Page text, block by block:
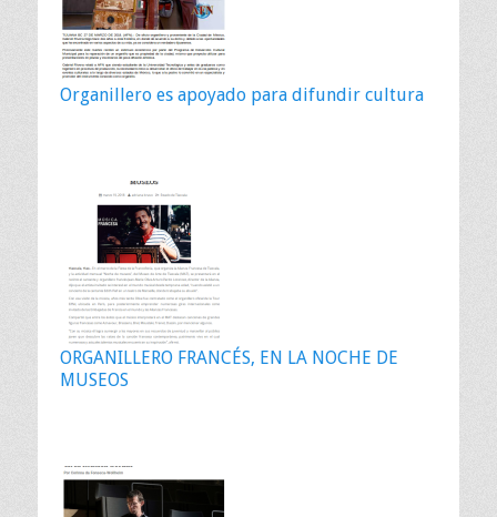
Organillero es apoyado para difundir cultura
ORGANILLERO FRANCÉS, EN LA NOCHE DE
MUSEOS